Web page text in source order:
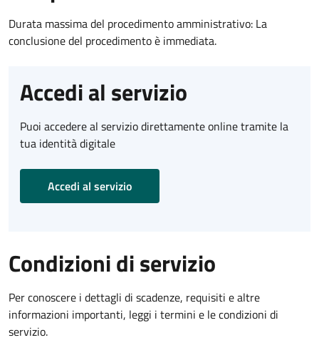
Durata massima del procedimento amministrativo: La
conclusione del procedimento è immediata.
Accedi al servizio
Puoi accedere al servizio direttamente online tramite la
tua identità digitale
Accedi al servizio
Condizioni di servizio
Per conoscere i dettagli di scadenze, requisiti e altre
informazioni importanti, leggi i termini e le condizioni di
servizio.